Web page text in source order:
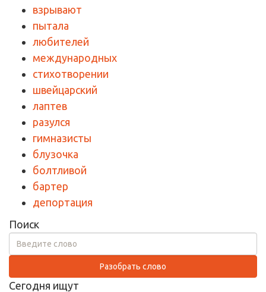
взрывают
пытала
любителей
международных
стихотворении
швейцарский
лаптев
разулся
гимназисты
блузочка
болтливой
бартер
депортация
Поиск
Разобрать слово
Сегодня ищут